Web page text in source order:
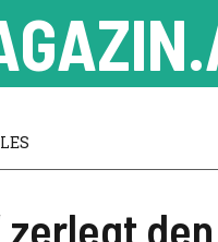
zerlegt